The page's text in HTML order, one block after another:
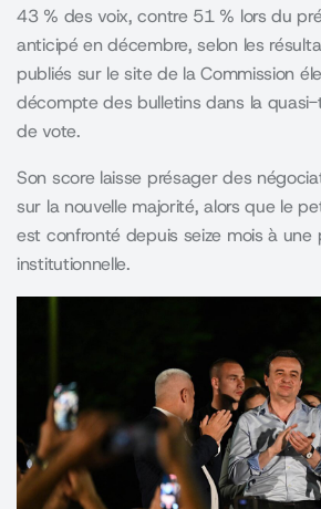
43 % des voix, contre 51 % lors du
anticipé en décembre, selon les
publiés sur le site de la Commission
décompte des bulletins dans la
de vote.
Son score laisse présager des
sur la nouvelle majorité, alors que le
est confronté depuis seize mois à une
institutionnelle.